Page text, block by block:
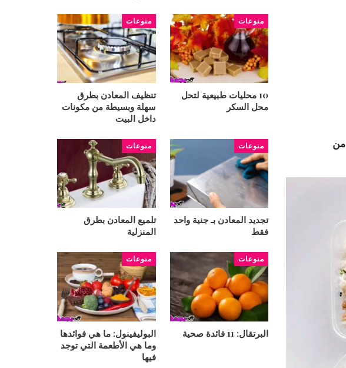
من
منوعات
10 محليات طبيعية لتحل
محل السكر
منوعات
تنظيف المعادن بطرق
سهلة وبسيطة من مكونات
داخل البيت
منوعات
تجديد المعادن بـ جنية واحد
فقط
منوعات
تلميع المعادن بطرق
المنزلية
منوعات
البرتقال: 11 فائدة صحية
منوعات
البوليفينول: ما هي فوائدها
وما هي الأطعمة التي توجد
فيها